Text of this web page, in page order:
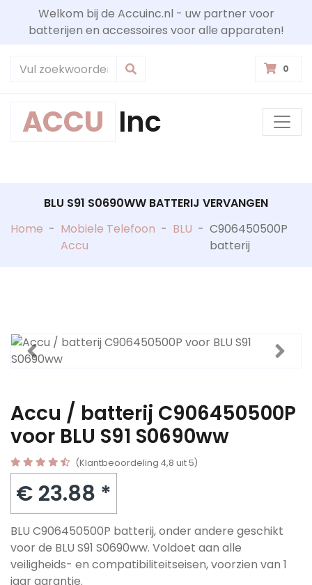
Welkom bij de Accuinc.nl - uw partner voor
batterijen en accessoires voor alle apparaten!
0
ACCU Inc
BLU S91 S0690WW BATTERIJ VERVANGEN
Home - Mobiele Telefoon
Accu
- BLU - C906450500P
batterij
Accu / batterij C906450500P
voor BLU S91 S0690ww
(Klantbeoordeling 4,8 uit 5)
€ 23.88 *
BLU C906450500P batterij, onder andere geschikt
voor de BLU S91 S0690ww. Voldoet aan alle
veiligheids- en compatibiliteitseisen, voorzien van 1
jaar garantie.